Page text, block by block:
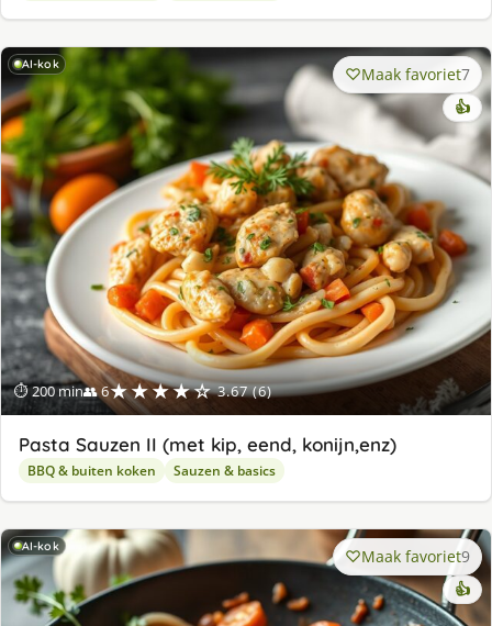
AI-kok
⏱ 200 min👥 6★★★★☆ 3.67 (6)
Maak favoriet7
👍
Pasta Sauzen II (met kip, eend, konijn,enz)
BBQ & buiten koken Sauzen & basics
AI-kok Maak favoriet9
👍